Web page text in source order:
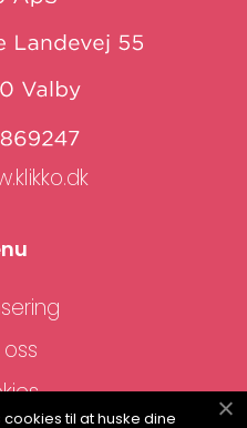
til at huske dine